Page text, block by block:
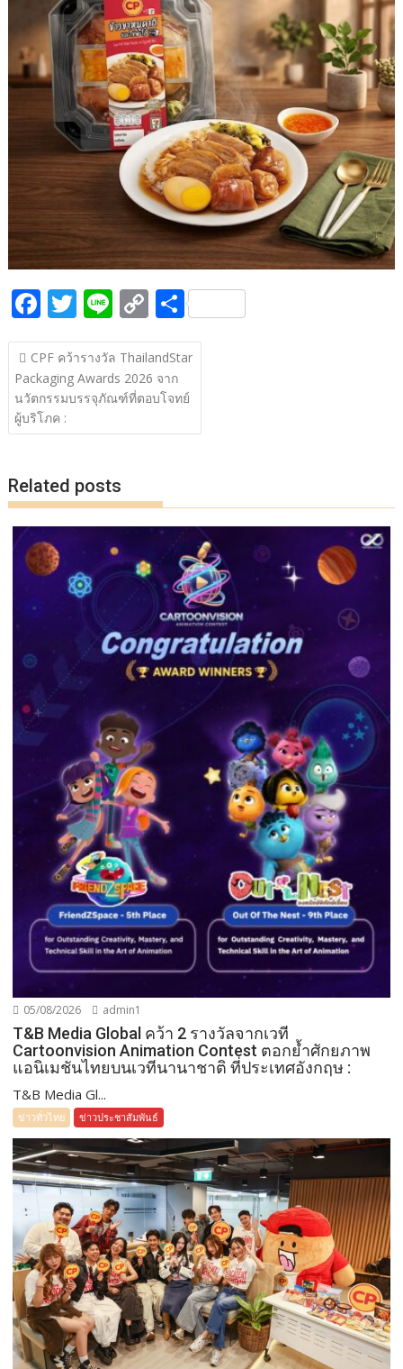
k k
F
ac
e
b
o
o
k
T
w
itt
er
Li
n
e
C
o
p
y
n
S
h
ar
e
แนะแนว
เรื่อง
CPF คว้ารางวัล ThailandStar
Packaging Awards 2026 จาก
นวัตกรรมบรรจุภัณฑ์ที่ตอบโจทย์
ผู้บริโภค :
Related posts
05/08/2026 admin1
T&B Media Global คว้า 2 รางวัลจากเวที
Cartoonvision Animation Contest ตอกย้ำศักยภาพ
แอนิเมชันไทยบนเวทีนานาชาติ ที่ประเทศอังกฤษ :
T&B Media Gl...
ข่าวทั่วไทย ข่าวประชาสัมพันธ์